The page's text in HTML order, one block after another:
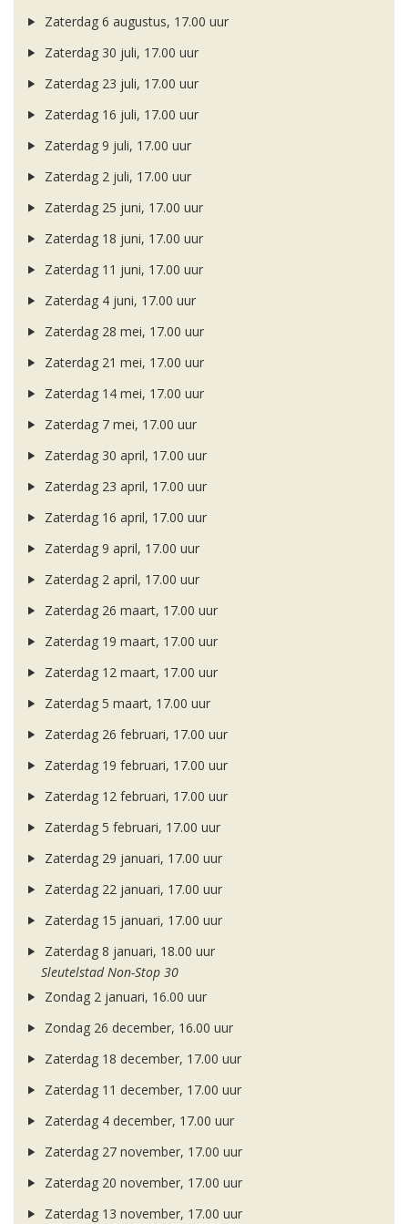
Zaterdag 6 augustus, 17.00 uur
Zaterdag 30 juli, 17.00 uur
Zaterdag 23 juli, 17.00 uur
Zaterdag 16 juli, 17.00 uur
Zaterdag 9 juli, 17.00 uur
Zaterdag 2 juli, 17.00 uur
Zaterdag 25 juni, 17.00 uur
Zaterdag 18 juni, 17.00 uur
Zaterdag 11 juni, 17.00 uur
Zaterdag 4 juni, 17.00 uur
Zaterdag 28 mei, 17.00 uur
Zaterdag 21 mei, 17.00 uur
Zaterdag 14 mei, 17.00 uur
Zaterdag 7 mei, 17.00 uur
Zaterdag 30 april, 17.00 uur
Zaterdag 23 april, 17.00 uur
Zaterdag 16 april, 17.00 uur
Zaterdag 9 april, 17.00 uur
Zaterdag 2 april, 17.00 uur
Zaterdag 26 maart, 17.00 uur
Zaterdag 19 maart, 17.00 uur
Zaterdag 12 maart, 17.00 uur
Zaterdag 5 maart, 17.00 uur
Zaterdag 26 februari, 17.00 uur
Zaterdag 19 februari, 17.00 uur
Zaterdag 12 februari, 17.00 uur
Zaterdag 5 februari, 17.00 uur
Zaterdag 29 januari, 17.00 uur
Zaterdag 22 januari, 17.00 uur
Zaterdag 15 januari, 17.00 uur
Zaterdag 8 januari, 18.00 uur
Sleutelstad Non-Stop 30
Zondag 2 januari, 16.00 uur
Zondag 26 december, 16.00 uur
Zaterdag 18 december, 17.00 uur
Zaterdag 11 december, 17.00 uur
Zaterdag 4 december, 17.00 uur
Zaterdag 27 november, 17.00 uur
Zaterdag 20 november, 17.00 uur
Zaterdag 13 november, 17.00 uur